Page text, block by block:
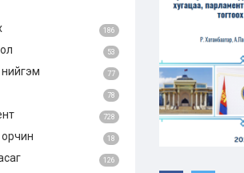
186
53
77
78
728
18
126